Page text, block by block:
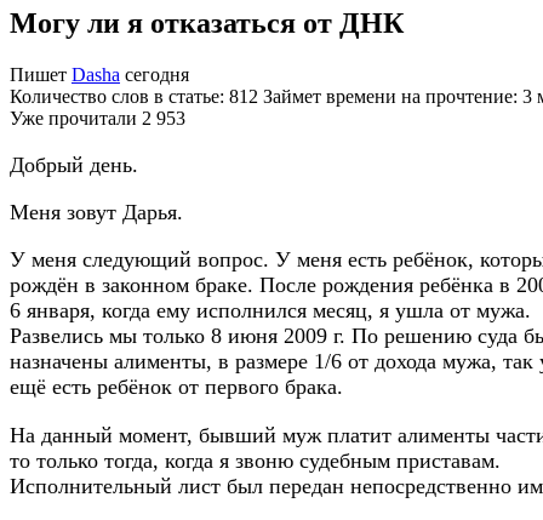
Могу ли я отказаться от ДНК
Пишет Dasha сегодня
Количество слов в статье: 812 Займет времени на прочтение:
Уже прочитали 2 953
Добрый день.
Меня зовут Дарья.
У меня следующий вопрос. У меня есть ребёнок,
рождён в законном браке. После рождения ребёнка в
6 января, когда ему исполнился месяц, я ушла от мужа.
Развелись мы только 8 июня 2009 г. По решению суда
назначены алименты, в размере 1/6 от дохода мужа, так
ещё есть ребёнок от первого брака.
На данный момент, бывший муж платит алименты
то только тогда, когда я звоню судебным приставам.
Исполнительный лист был передан непосредственно